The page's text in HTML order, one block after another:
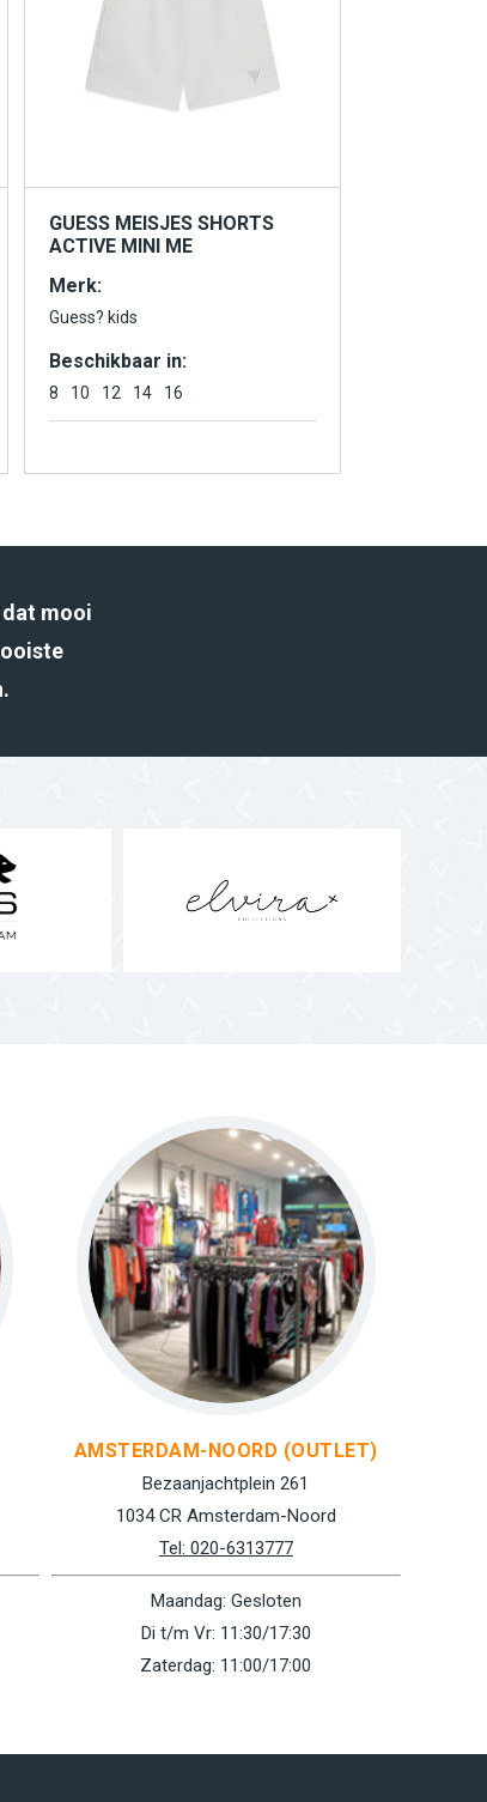
GUESS MEISJES SHORTS
ACTIVE MINI ME
Merk:
Guess? kids
Beschikbaar in:
8 10 12 14 16
dat mooi
AMSTERDAM-NOORD (OUTLET)
Bezaanjachtplein 261
1034 CR Amsterdam-Noord
Tel: 020-6313777
Maandag: Gesloten
Di t/m Vr: 11:30/17:30
Zaterdag: 11:00/17:00